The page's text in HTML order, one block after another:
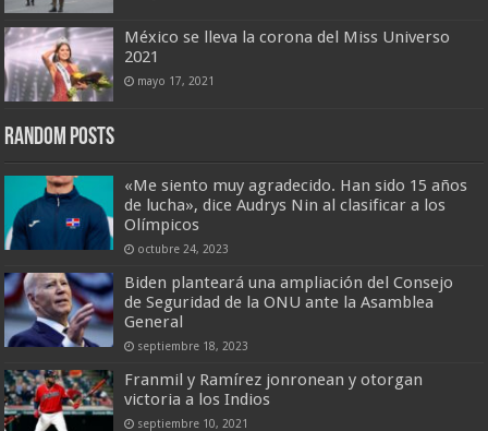
México se lleva la corona del Miss Universo
2021
mayo 17, 2021
Random Posts
«Me siento muy agradecido. Han sido 15 años
de lucha», dice Audrys Nin al clasificar a los
Olímpicos
octubre 24, 2023
Biden planteará una ampliación del Consejo
de Seguridad de la ONU ante la Asamblea
General
septiembre 18, 2023
Franmil y Ramírez jonronean y otorgan
victoria a los Indios
septiembre 10, 2021